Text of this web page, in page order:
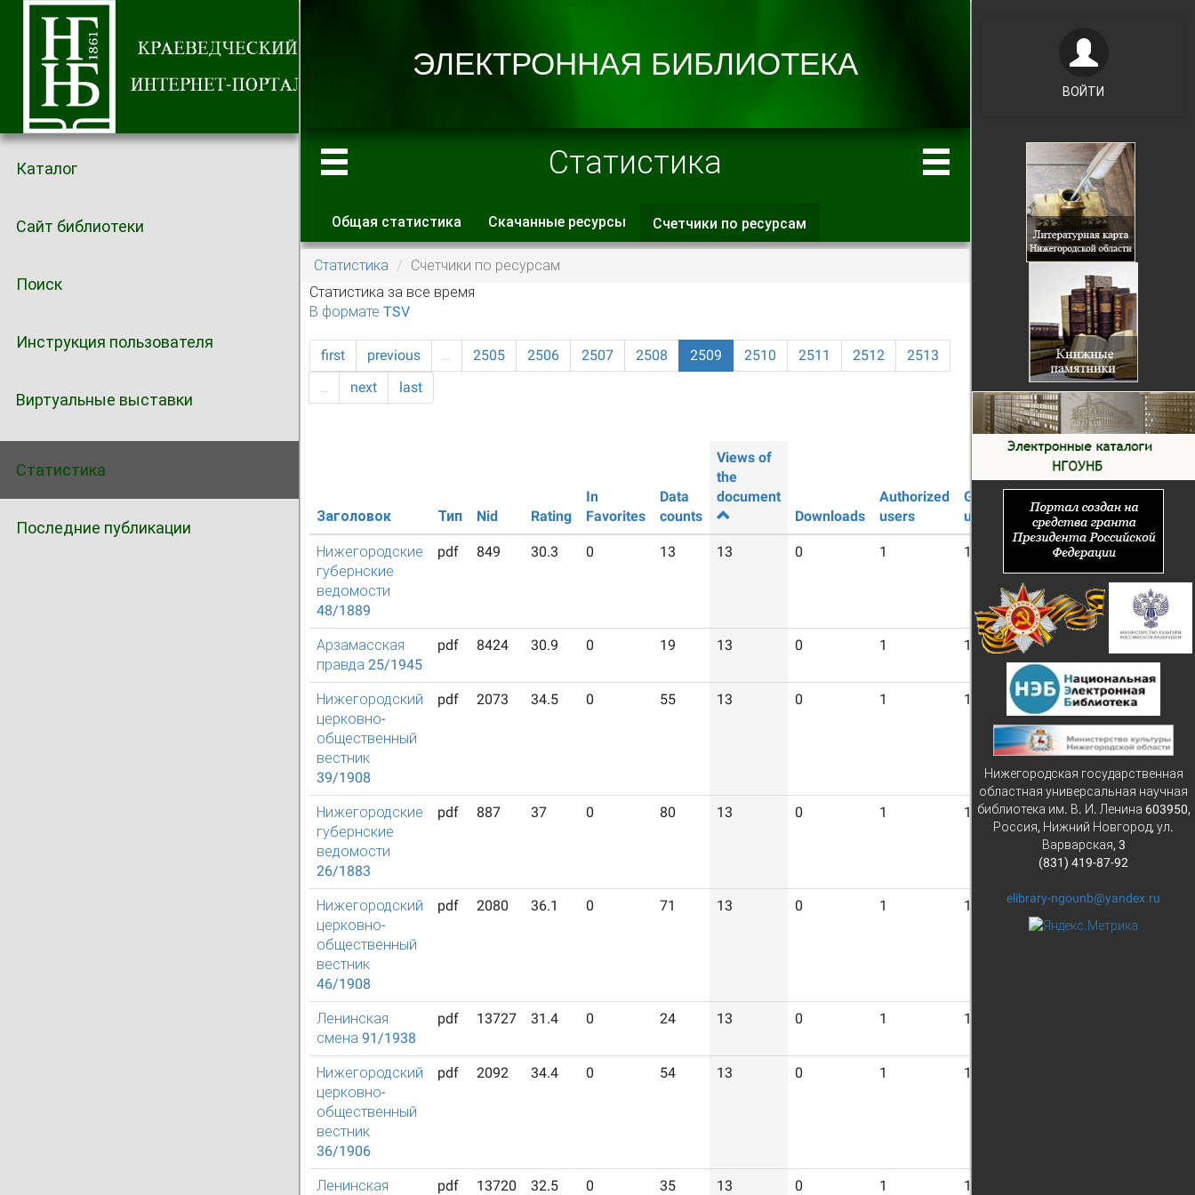
Каталог
Сайт библиотеки
Поиск
Инструкция пользователя
Виртуальные выставки
Статистика
Последние публикации
Статистика
Главные вкладки
Общая статистика Скачанные ресурсы Счетчики по ресурсам
вкладка)
Статистика
Счетчики по ресурсам
Статистика за все время
В формате TSV
first previous … 2505 2506 2507 2508 2509 2510 2511 2512
2513
…
next last
Заголовок Тип Nid Rating
In
Favorites
Data
counts
Views of
the
document
Downloads
Authorized
users
Guest
users
Нижегородские
губернские
ведомости
48/1889
pdf 849 30.3 0 13 13 0 1 13
Арзамасская
правда 25/1945
pdf 8424 30.9 0 19 13 0 1 13
Нижегородский
церковно-
общественный
вестник
39/1908
pdf 2073 34.5 0 55 13 0 1 13
Нижегородские
губернские
ведомости
26/1883
pdf 887 37 0 80 13 0 1 13
Нижегородский
церковно-
общественный
вестник
46/1908
pdf 2080 36.1 0 71 13 0 1 13
Ленинская
смена 91/1938
pdf 13727 31.4 0 24 13 0 1 13
Нижегородский
церковно-
общественный
вестник
36/1906
pdf 2092 34.4 0 54 13 0 1 13
Ленинская pdf 13720 32.5 0 35 13 0 1 13
ВОЙТИ
Нижегородская государственная
областная универсальная научная
библиотека им. В. И. Ленина 603950,
Россия, Нижний Новгород, ул.
Варварская, 3
(831) 419-87-92
elibrary-ngounb@yandex.ru